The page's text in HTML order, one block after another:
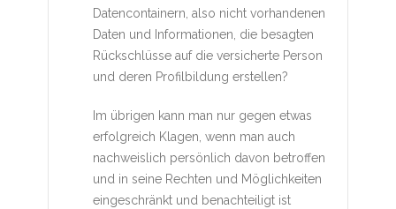
Datencontainern, also nicht vorhandenen
Daten und Informationen, die besagten
Rückschlüsse auf die versicherte Person
und deren Profilbildung erstellen?
Im übrigen kann man nur gegen etwas
erfolgreich Klagen, wenn man auch
nachweislich persönlich davon betroffen
und in seine Rechten und Möglichkeiten
eingeschränkt und benachteiligt ist